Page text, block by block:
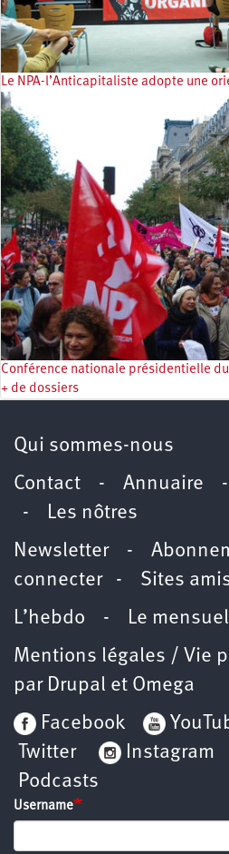
Le NPA-l’Anticapitaliste adopte une
Conférence nationale présidentielle du
+ de dossiers
Qui sommes-nous
Contact - Annuaire
- Les nôtres
Newsletter-
connecter- Sites
L’hebdo - Le mensuel
Mentions légales / Vie
par Drupal et Omega
Facebook
Twitter
Instagram
Podcasts
Username